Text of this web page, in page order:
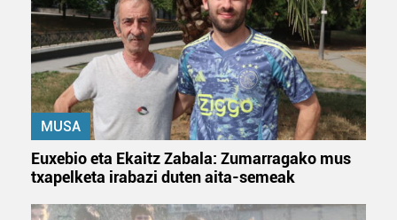
MUSA
Euxebio eta Ekaitz Zabala: Zumarragako mus
txapelketa irabazi duten aita-semeak